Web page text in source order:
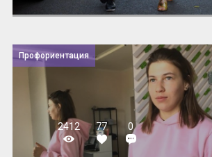
Профориентация
2412 77 0